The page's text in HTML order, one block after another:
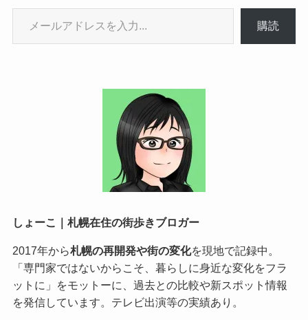
メールアドレスを入力...
購読
しょーこ｜札幌在住の街歩きブロガー
2017年から札幌の再開発や街の変化を現地で記録中。
「専門家ではないからこそ、暮らしに身近な変化をフラ
ットに」をモットーに、過去との比較や新スポット情報
を発信しています。テレビ出演等の実績あり。